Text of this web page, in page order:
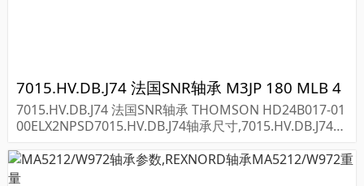
7015.HV.DB.J74 法国SNR轴承 M3JP 180 MLB 4
7015.HV.DB.J74 法国SNR轴承 THOMSON HD24B017-01
00ELX2NPSD7015.HV.DB.J74轴承尺寸,7015.HV.DB.J74价